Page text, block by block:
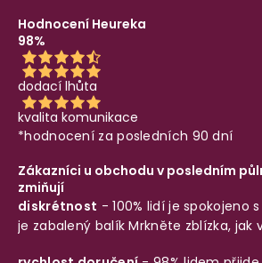
Hodnocení Heureka
98%
dodací lhůta
kvalita komunikace
*hodnocení za posledních 90 dní
Zákazníci u obchodu v posledním
zmiňují
diskrétnost - 100% lidí je spokojeno
je zabalený balíkMrkněte zblízka, jak